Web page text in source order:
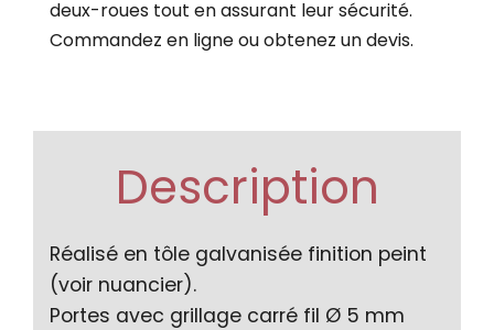
deux-roues tout en assurant leur sécurité.
Commandez en ligne ou obtenez un devis.
Description
Réalisé en tôle galvanisée finition peint
(voir nuancier).
Portes avec grillage carré fil Ø 5 mm